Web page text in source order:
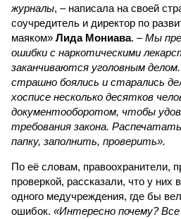
журналы, – написала на своей
соучредитель и директор по
маяком» Лида Мониава. –Мы
ошибки с наркотическими
заканчиваются уголовным
страшно боялись и старались
хосписе несколько десятков
документооборотом, чтобы
требования закона.
папку, заполнить, проверить».
По её словам, правоохранители,
проверкой, рассказали, что у них
одного мед­учреждения, где бы
ошибок. «Интересно почему?